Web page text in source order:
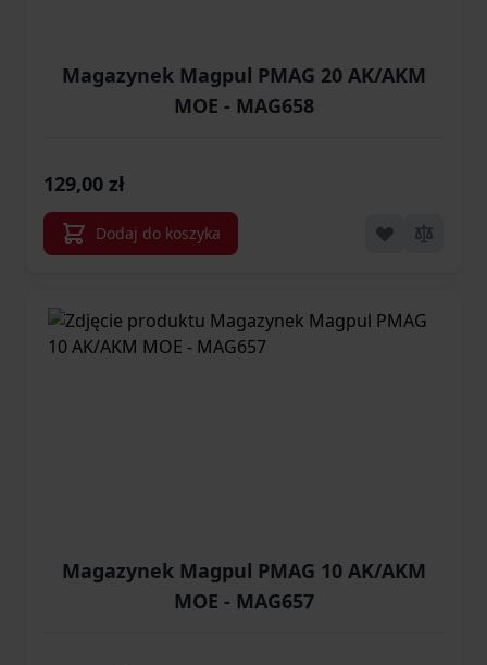
Magazynek Magpul PMAG 20 AK/AKM
MOE - MAG658
129,00 zł
Dodaj do koszyka
Magazynek Magpul PMAG 10 AK/AKM
MOE - MAG657